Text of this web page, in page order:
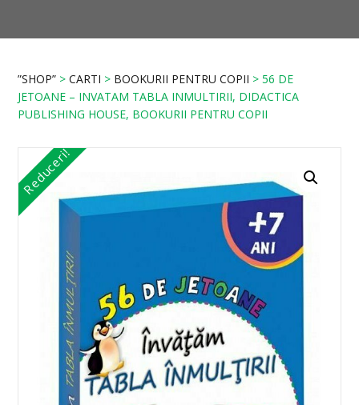
”SHOP” >CARTI > BOOKURII PENTRU COPII > 56 DE
JETOANE – INVATAM TABLA INMULTIRII, DIDACTICA
PUBLISHING HOUSE, BOOKURII PENTRU COPII
Reduceri!